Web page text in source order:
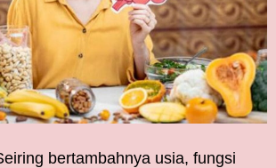
bertambahnya usia, fungsi